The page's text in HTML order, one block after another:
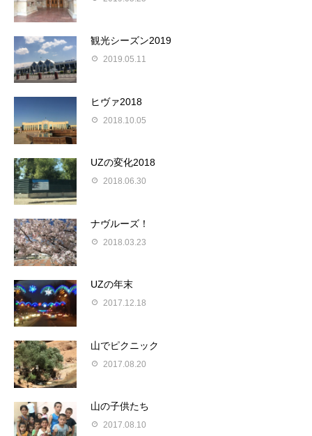
観光シーズン2019
2019.05.11
ヒヴァ2018
2018.10.05
UZの変化2018
2018.06.30
ナヴルーズ！
2018.03.23
UZの年末
2017.12.18
山でピクニック
2017.08.20
山の子供たち
2017.08.10